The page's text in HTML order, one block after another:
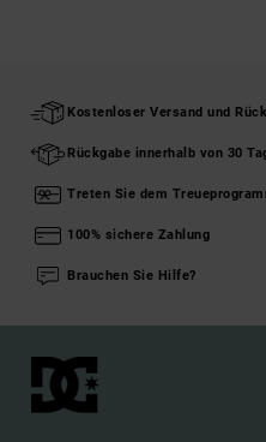
Kostenloser Versand und
Rückgabe innerhalb von 30
Treten Sie dem
100% sichere Zahlung
Brauchen Sie Hilfe?